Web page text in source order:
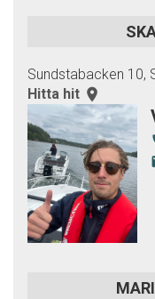
Sundstabacken 10,
Hitta hit room